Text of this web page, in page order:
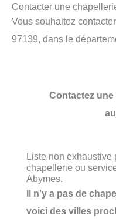
Contacter une
Vous souhaitez
97139, dans le
Contactez
Liste non exhaustive
chapellerie ou
Abymes.
Il n'y a pas de
voici des villes